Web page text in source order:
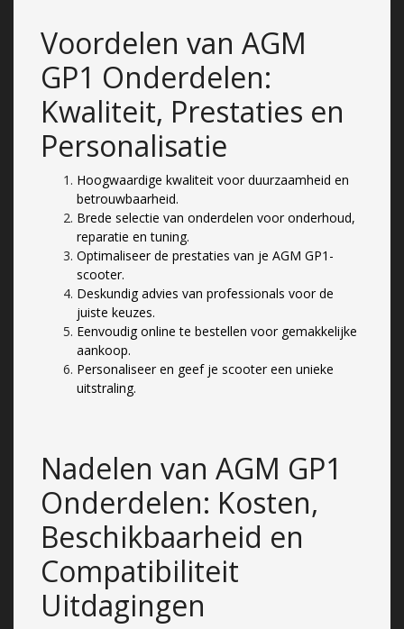
Voordelen van AGM
GP1 Onderdelen:
Kwaliteit, Prestaties en
Personalisatie
Hoogwaardige kwaliteit voor duurzaamheid en
betrouwbaarheid.
Brede selectie van onderdelen voor onderhoud,
reparatie en tuning.
Optimaliseer de prestaties van je AGM GP1-
scooter.
Deskundig advies van professionals voor de
juiste keuzes.
Eenvoudig online te bestellen voor gemakkelijke
aankoop.
Personaliseer en geef je scooter een unieke
uitstraling.
Nadelen van AGM GP1
Onderdelen: Kosten,
Beschikbaarheid en
Compatibiliteit
Uitdagingen